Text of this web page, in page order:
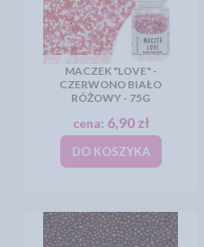
MACZEK "LOVE" -
CZERWONO BIAŁO
RÓŻOWY - 75G
cena: 6,90 zł
DO KOSZYKA